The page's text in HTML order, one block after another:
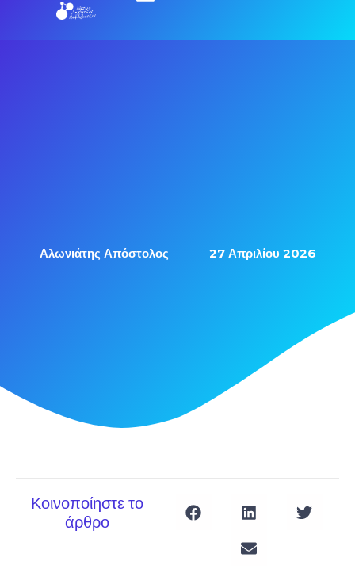
Αλωνιάτης Απόστολος 27 Απριλίου 2026
Κοινοποίηστε το
άρθρο